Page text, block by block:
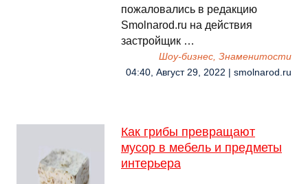
пожаловались в редакцию
Smolnarod.ru на действия
застройщик …
Шоу-бизнес, Знаменитости
04:40, Август 29, 2022 | smolnarod.ru
Как грибы превращают
мусор в мебель и предметы
интерьера